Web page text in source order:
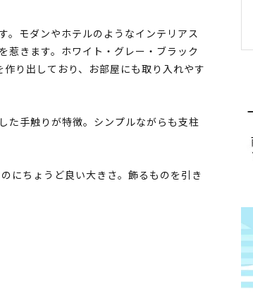
。モダンやホテルのようなインテリアス
惹きます。ホワイト・グレー・ブラック
り出しており、お部屋にも取り入れやす
た手触りが特徴。シンプルながらも支柱
にちょうど良い大きさ。飾るものを引き